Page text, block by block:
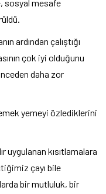
sosyal mesafe
ardından çalıştığı
çok iyi olduğunu
daha zor
yemeyi özlediklerini
uygulanan kısıtlamalara
çayı bile
bir mutluluk, bir